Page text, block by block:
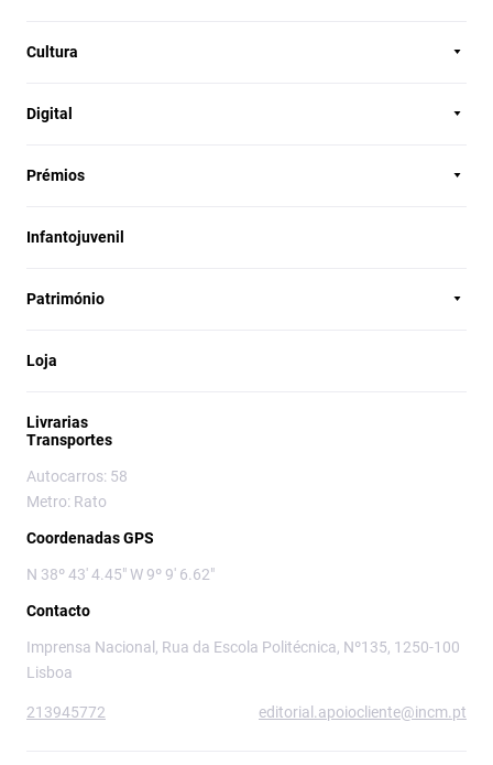
Cultura
Digital
Prémios
Infantojuvenil
Património
Loja
Livrarias
Transportes
Autocarros: 58
Metro: Rato
Coordenadas GPS
N 38º 43' 4.45" W 9º 9' 6.62"
Contacto
Imprensa Nacional, Rua da Escola Politécnica, Nº135, 1250-100
Lisboa
213945772 editorial.apoiocliente@incm.pt